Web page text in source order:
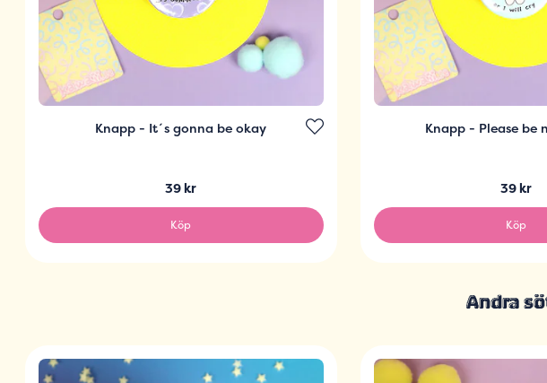
Knapp - It´s gonna be okay
39 kr
Köp
Knapp - Please be
39 kr
Köp
Andra